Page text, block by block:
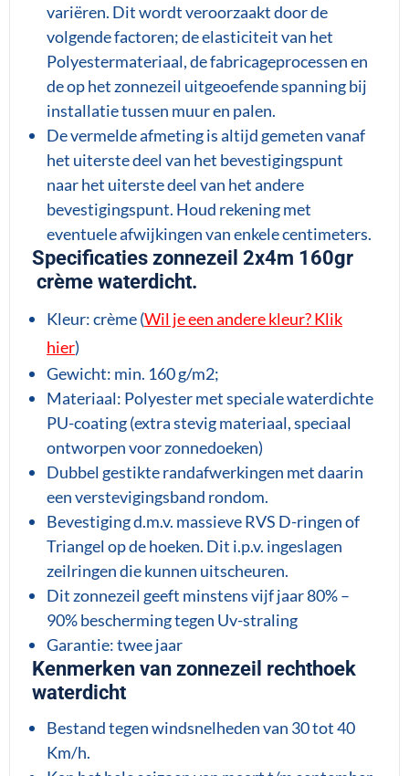
variëren. Dit wordt veroorzaakt door de
volgende factoren; de elasticiteit van het
Polyestermateriaal, de fabricageprocessen en
de op het zonnezeil uitgeoefende spanning bij
installatie tussen muur en palen.
De vermelde afmeting is altijd gemeten vanaf
het uiterste deel van het bevestigingspunt
naar het uiterste deel van het andere
bevestigingspunt. Houd rekening met
eventuele afwijkingen van enkele centimeters.
Specificaties zonnezeil 2x4m 160gr
crème waterdicht.
Kleur: crème (Wil je een andere kleur? Klik
hier)
Gewicht: min. 160 g/m2;
Materiaal: Polyester met speciale waterdichte
PU-coating (extra stevig materiaal, speciaal
ontworpen voor zonnedoeken)
Dubbel gestikte randafwerkingen met daarin
een verstevigingsband rondom.
Bevestiging d.m.v. massieve RVS D-ringen of
Triangel op de hoeken. Dit i.p.v. ingeslagen
zeilringen die kunnen uitscheuren.
Dit zonnezeil geeft minstens vijf jaar 80% –
90% bescherming tegen Uv-straling
Garantie: twee jaar
Kenmerken van zonnezeil rechthoek
waterdicht
Bestand tegen windsnelheden van 30 tot 40
Km/h.